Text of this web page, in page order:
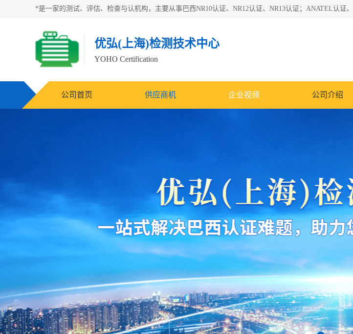
优弘(上海)检测技术中心
YOHO Certification
公司首页 供应商机 企业视频 公司介绍